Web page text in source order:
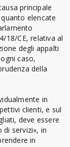
principale
elencate
18/CE, relativa al
degli appalti
caso,
della
in
clienti, e sul
deve essere
servizi», in
in